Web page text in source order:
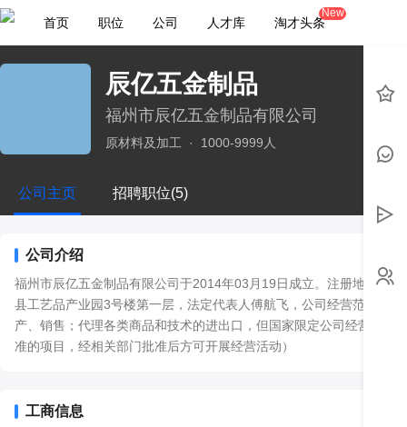
首页 职位 公司 人才库 淘才头条
New
辰亿五金制品
福州市辰亿五金制品有限公司
原材料及加工 · 1000-9999人
公司主页 招聘职位(5)
公司介绍
福州市辰亿五金制品有限公司于2014年03月19日成立。注册地位于
县工艺品产业园3号楼第一层，法定代表人傅航飞，公司经营范围包
产、销售；代理各类商品和技术的进出口，但国家限定公司经营或禁
准的项目，经相关部门批准后方可开展经营活动）
工商信息